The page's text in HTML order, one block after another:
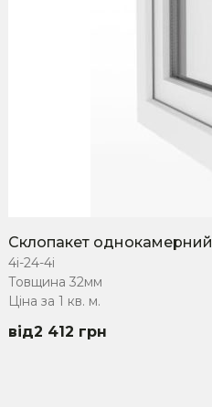
Склопакет однокамерний
4i-24-4i
Товщина 32мм
Ціна за 1 кв. м.
2 412 грн